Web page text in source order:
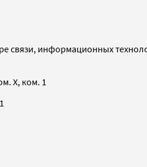
связи, информационных
X, ком. 1